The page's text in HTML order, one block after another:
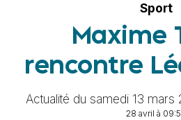
Sport
Maxime
rencontre
Actualité du samedi 13 mars
28 avril à